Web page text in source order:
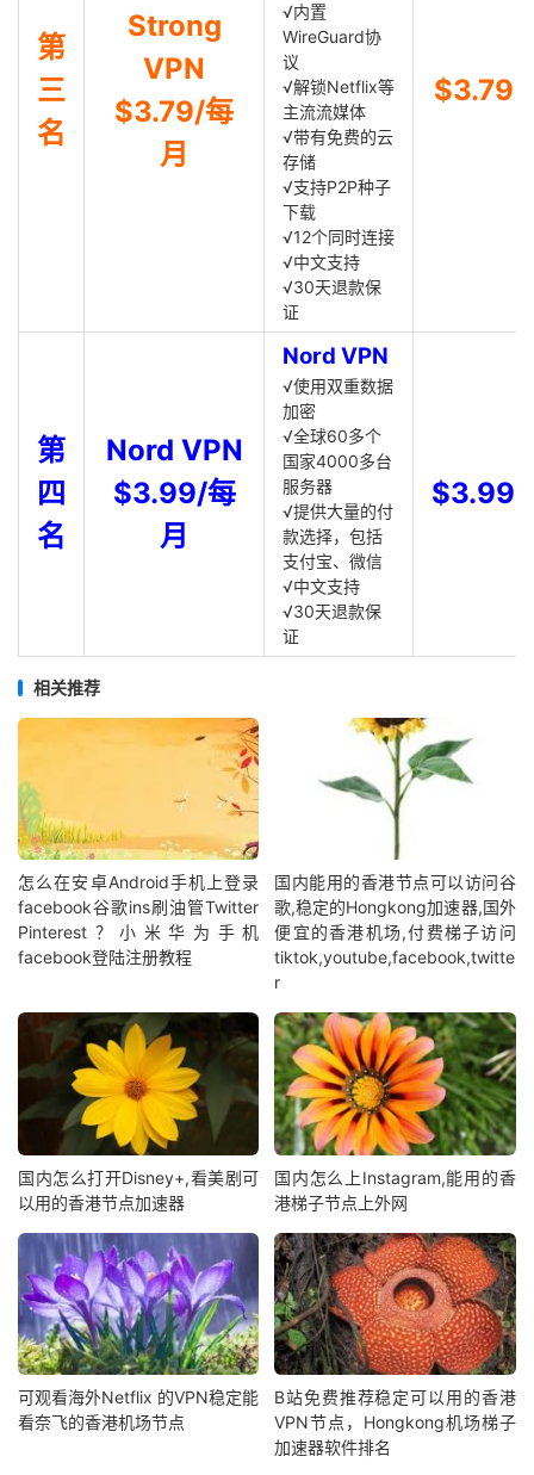
第
三
名
Strong
VPN
$3.79/每
月
√内置
WireGuard协
议
√解锁Netflix等
主流流媒体
√带有免费的云
存储
√支持P2P种子
下载
√12个同时连接
√中文支持
√30天退款保
证
$3.79
第
四
名
Nord VPN
$3.99/每
月
Nord VPN
√使用双重数据
加密
√全球60多个
国家4000多台
服务器
√提供大量的付
款选择，包括
支付宝、微信
√中文支持
√30天退款保
证
$3.99
相关推荐
怎么在安卓Android手机上登录
facebook谷歌ins刷油管Twitter
Pinterest？小米华为手机
facebook登陆注册教程
国内能用的香港节点可以访问谷
歌,稳定的Hongkong加速器,国外
便宜的香港机场,付费梯子访问
tiktok,youtube,facebook,twitte
r
国内怎么打开Disney+,看美剧可
以用的香港节点加速器
国内怎么上Instagram,能用的香
港梯子节点上外网
可观看海外Netflix 的VPN稳定能
看奈飞的香港机场节点
B站免费推荐稳定可以用的香港
VPN节点，Hongkong机场梯子
加速器软件排名